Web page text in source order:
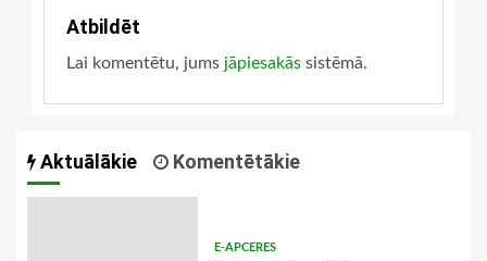
Atbildēt
Lai komentētu, jums jāpiesakās sistēmā.
Aktuālākie Komentētākie
E-APCERES